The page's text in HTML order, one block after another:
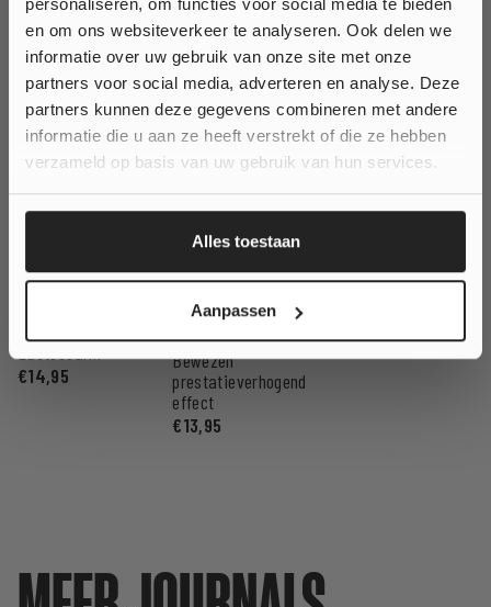
personaliseren, om functies voor social media te bieden
en om ons websiteverkeer te analyseren. Ook delen we
informatie over uw gebruik van onze site met onze
partners voor social media, adverteren en analyse. Deze
partners kunnen deze gegevens combineren met andere
informatie die u aan ze heeft verstrekt of die ze hebben
verzameld op basis van uw gebruik van hun services.
Alles toestaan
Aanpassen
Bakeiwit
Waardering
Eiwit om mee te
Lactosearm
€14,95
Creatine
Monohydraat
Waardering
384
100% creatine
monohydraat
Bewezen
prestatieverhogend
effect
€13,95
Vitamine D3
240 softgels
25 µg per softgel
Wil je 10% korting
op jouw bestelling?
Ja, klinkt goed!
Nee, ik wil geen korting...